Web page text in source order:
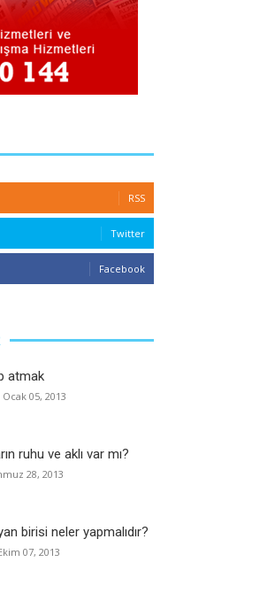
RSS
Twitter
Facebook
atmak
05, 2013
ruhu ve aklı var mı?
28, 2013
birisi neler yapmalıdır?
07, 2013